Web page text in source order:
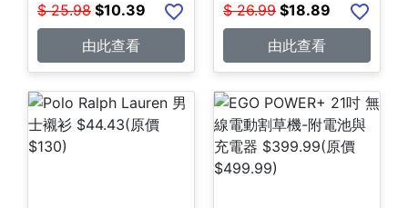
$ 25.98 $10.39
由此查看
$ 26.99 $18.89
由此查看